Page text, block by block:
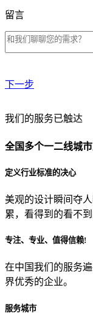
留言
下一步
贵公司预算范围是？
贵公司的团队规模是
目前主要的营销渠
我们的服务已触达
全国多个一二线城
定义行业标准的决心
美观的设计瞬间夺
累，看得到的看不
专注、专业、值得信赖!
在中国我们的服务
界优秀的企业。
服务城市